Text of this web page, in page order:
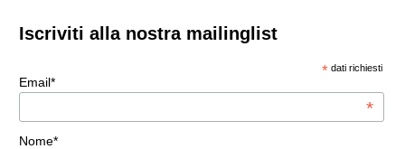
Iscriviti alla nostra mailinglist
* dati richiesti
Email*
*
Nome*